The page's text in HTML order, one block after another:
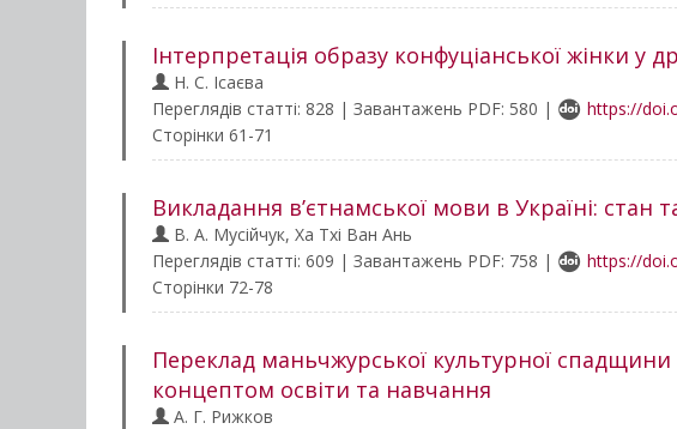
Інтерпретація образу конфуціанської жінки у
Н. С. Ісаєва
Переглядів статті: 828 | Завантажень PDF: 580 |
https://
Сторінки 61-71
Викладання в’єтнамської мови в Україні: стан
В. А. Мусійчук, Ха Тхі Ван Ань
Переглядів статті: 609 | Завантажень PDF: 758 |
https://
Сторінки 72-78
Переклад маньчжурської культурної спадщини
концептом освіти та навчання
А. Г. Рижков